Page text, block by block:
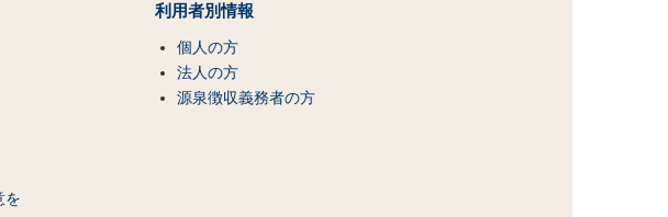
を
利用者別情報
個人の方
法人の方
源泉徴収義務者の方